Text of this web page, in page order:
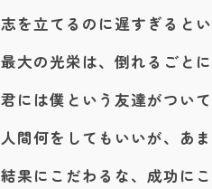
志を立てるのに遅すぎると
最大の光栄は、倒れるごと
君には僕という友達がつい
人間何をしてもいいが、あ
結果にこだわるな、成功に